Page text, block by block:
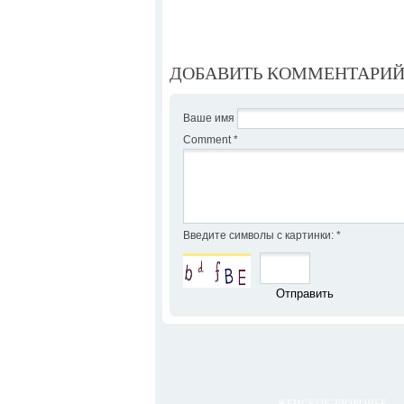
ДОБАВИТЬ КОММЕНТАРИЙ
Ваше имя
Comment *
Введите символы с картинки: *